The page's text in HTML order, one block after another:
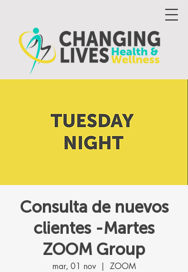
Consulta de nuevos
clientes -Martes
ZOOM Group
mar, 01 nov
  |
ZOOM